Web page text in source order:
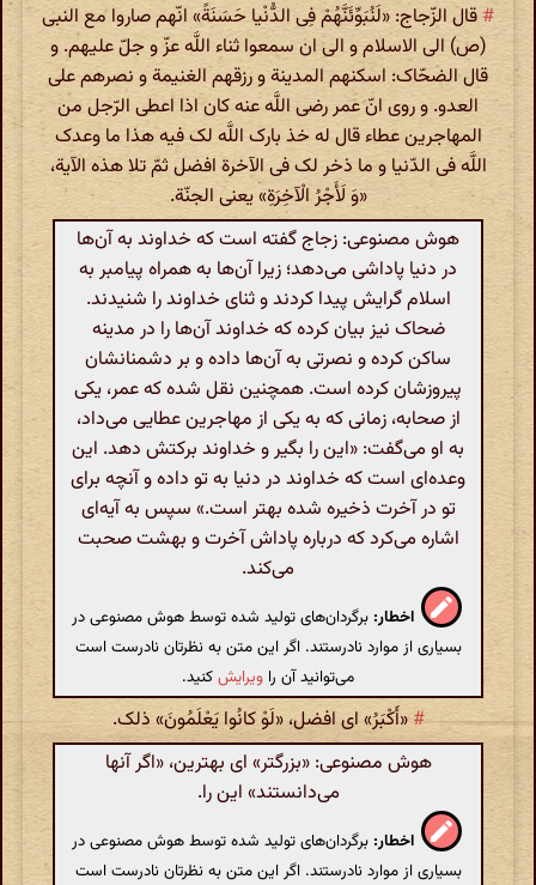
# قال الزّجاج: «لَنُبَوِّئَنَّهُمْ فِی الدُّنْیا حَسَنَةً» انّهم صاروا مع النبی
(ص) الی الاسلام و الی ان سمعوا ثناء اللَّه عزّ و جلّ علیهم. و
قال الضحّاک: اسکنهم المدینة و رزقهم الغنیمة و نصرهم علی
العدو. و روی انّ عمر رضی اللَّه عنه کان اذا اعطی الرّجل من
المهاجرین عطاء قال له خذ بارک اللَّه لک فیه هذا ما وعدک
اللَّه فی الدّنیا و ما ذخر لک فی الآخرة افضل ثمّ تلا هذه الآیة،
«وَ لَأَجْرُ الْآخِرَةِ» یعنی الجنّة.
هوش مصنوعی: زجاج گفته است که خداوند به آن‌ها
در دنیا پاداشی می‌دهد؛ زیرا آن‌ها به همراه پیامبر به
اسلام گرایش پیدا کردند و ثنای خداوند را شنیدند.
ضحاک نیز بیان کرده که خداوند آن‌ها را در مدینه
ساکن کرده و نصرتی به آن‌ها داده و بر دشمنانشان
پیروزشان کرده است. همچنین نقل شده که عمر، یکی
از صحابه، زمانی که به یکی از مهاجرین عطایی می‌داد،
به او می‌گفت: «این را بگیر و خداوند برکتش دهد. این
وعده‌ای است که خداوند در دنیا به تو داده و آنچه برای
تو در آخرت ذخیره شده بهتر است.» سپس به آیه‌ای
اشاره می‌کرد که درباره پاداش آخرت و بهشت صحبت
می‌کند.
اخطار: برگردان‌های تولید شده توسط هوش مصنوعی در
بسیاری از موارد نادرستند. اگر این متن به نظرتان نادرست است
می‌توانید آن را ویرایشکنید.
# «أَکْبَرُ» ای افضل، «لَوْ کانُوا یَعْلَمُونَ» ذلک.
هوش مصنوعی: «بزرگتر» ای بهترین، «اگر آنها
می‌دانستند» این را.
اخطار: برگردان‌های تولید شده توسط هوش مصنوعی در
بسیاری از موارد نادرستند. اگر این متن به نظرتان نادرست است